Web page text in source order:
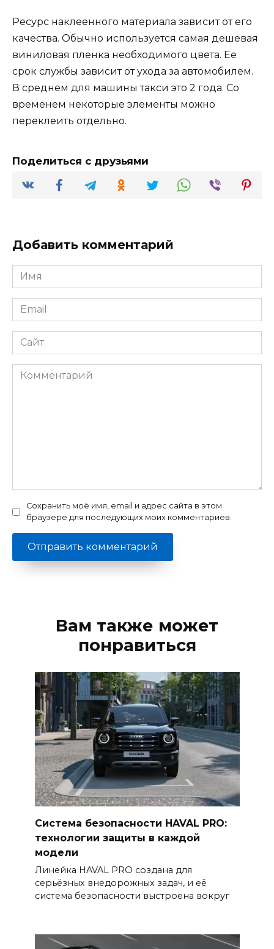
Ресурс наклеенного материала зависит от его
качества. Обычно используется самая дешевая
виниловая пленка необходимого цвета. Ее
срок службы зависит от ухода за автомобилем.
В среднем для машины такси это 2 года. Со
временем некоторые элементы можно
переклеить отдельно.
Поделиться с друзьями
Добавить комментарий
Имя
*
Email
*
Сайт
Комментарий
Сохранить моё имя, email и адрес сайта в этом
браузере для последующих моих комментариев.
Вам также может
понравиться
Система безопасности HAVAL PRO:
технологии защиты в каждой
модели
Линейка HAVAL PRO создана для
серьёзных внедорожных задач, и её
система безопасности выстроена вокруг